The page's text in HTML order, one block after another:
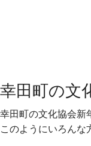
幸田町の文
幸田町の文化協会新
このようにいろんな